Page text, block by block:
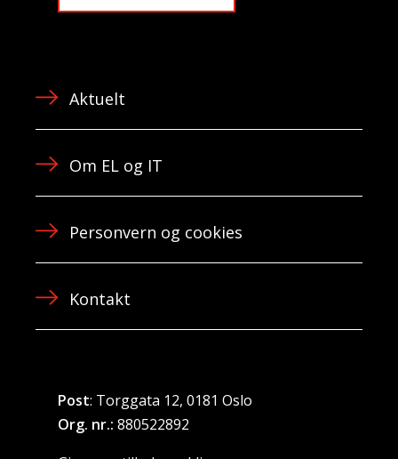
Aktuelt
Om EL og IT
Personvern og cookies
Kontakt
Post: Torggata 12, 0181 Oslo
Org. nr.: 880522892